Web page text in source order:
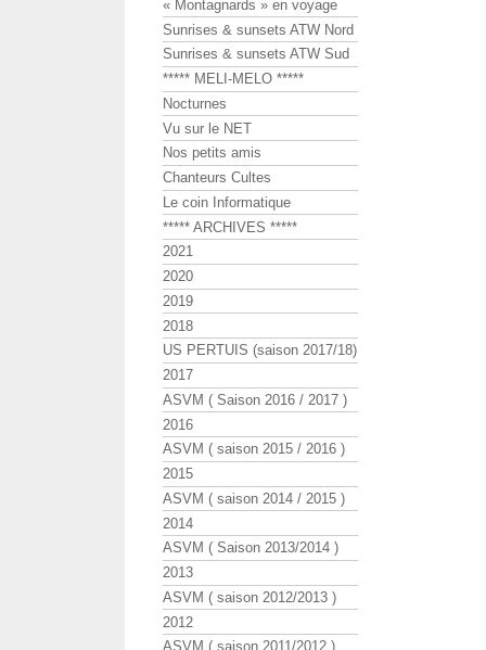
« Montagnards » en voyage
Sunrises & sunsets ATW Nord
Sunrises & sunsets ATW Sud
***** MELI-MELO *****
Nocturnes
Vu sur le NET
Nos petits amis
Chanteurs Cultes
Le coin Informatique
***** ARCHIVES *****
2021
2020
2019
2018
US PERTUIS (saison 2017/18)
2017
ASVM ( Saison 2016 / 2017 )
2016
ASVM ( saison 2015 / 2016 )
2015
ASVM ( saison 2014 / 2015 )
2014
ASVM ( Saison 2013/2014 )
2013
ASVM ( saison 2012/2013 )
2012
ASVM ( saison 2011/2012 )